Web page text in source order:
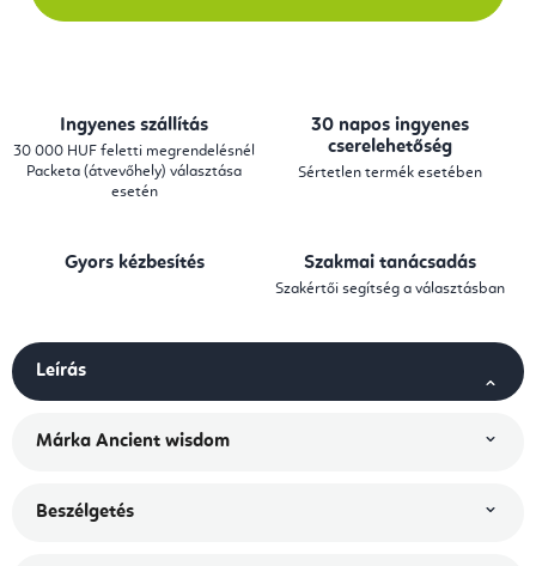
Ingyenes szállítás
30 000 HUF feletti megrendelésnél
Packeta (átvevőhely) választása
esetén
30 napos ingyenes
cserelehetőség
Sértetlen termék esetében
Gyors kézbesítés Szakmai tanácsadás
Szakértői segítség a választásban
Leírás
Márka Ancient wisdom
Beszélgetés